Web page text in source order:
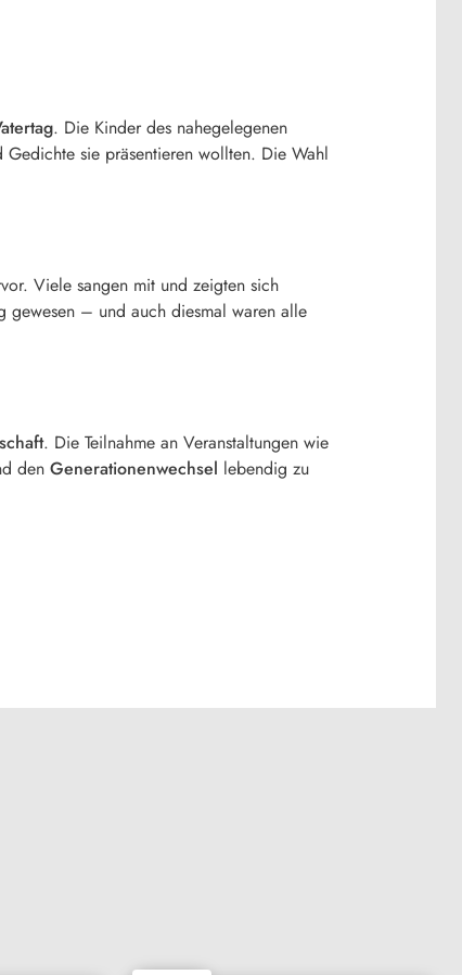
. Die Kinder des nahegelegenen
sie präsentieren wollten. Die Wahl
Viele sangen mit und zeigten sich
gewesen – und auch diesmal waren alle
. Die Teilnahme an Veranstaltungen wie
den Generationenwechsel lebendig zu